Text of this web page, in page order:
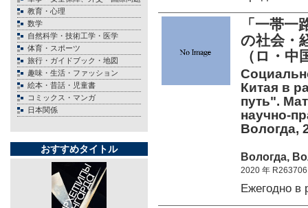
教育・心理
数学
自然科学・技術工学・医学
体育・スポーツ
旅行・ガイドブック・地図
趣味・生活・ファッション
絵本・昔話・児童書
コミックス・マンガ
日本関係
おすすめタイトル
「一帯
の社会・
（ロ・中
Китая в
путь".
научно-
Вологда,
Вологда,
2020 年 R263706
Ежегодно в